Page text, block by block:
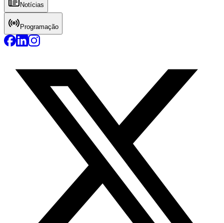
Notícias
Programação